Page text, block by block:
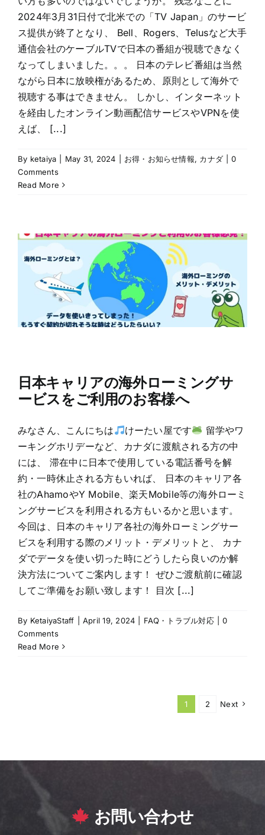
2024年3月31日付で北米での「TV Japan」のサービ
ス提供が終了となり、 Bell、Rogers、Telusなど大手
通信会社のケーブルTVで日本の番組が視聴できなく
なってしまいました。。。 日本のテレビ番組は当然
ながら日本に放映権があるため、原則として海外で
視聴する事はできません。 しかし、インターネット
を経由したオンライン動画配信サービスやVPNを使
えば、 [...]
By ketaiya May 31, 2024 お得・お知らせ情報, カナダ
0
Comments
Read More
日本キャリアの海外ローミングサ
ービスをご利用のお客様へ
みなさん、こんにちは けーたい屋です
留学やワ
ーキングホリデーなど、カナダに渡航される方の中
には、 滞在中に日本で使用している電話番号を解
約・一時休止される方もいれば、 日本のキャリア各
社のAhamoやY Mobile、楽天Mobile等の海外ローミ
ングサービスを利用される方もいるかと思います。
今回は、日本のキャリア各社の海外ローミングサー
ビスを利用する際のメリット・デメリットと、 カナ
ダでデータを使い切った時にどうしたら良いのか解
決方法についてご案内します！ ぜひご渡航前に確認
してご準備をお願い致します！ 目次 [...]
By KetaiyaStaff April 19, 2024 FAQ・トラブル対応
0
Comments
Read More
1 2 Next
お問い合わせ